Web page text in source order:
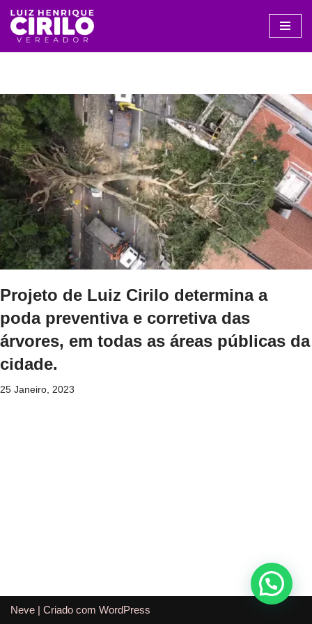
Avançar
para
Projeto de Luiz Cirilo determina a
poda preventiva e corretiva das
árvores, em todas as áreas públicas da
cidade.
25 Janeiro, 2023
Neve | Criado com WordPress